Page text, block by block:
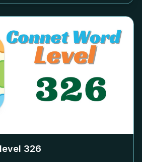
326